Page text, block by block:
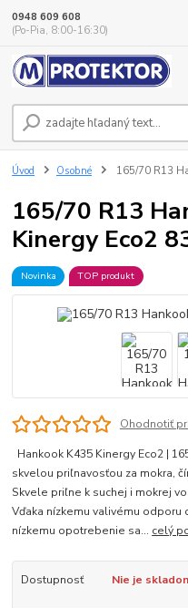
0948 609 608
(Po-Pia, 8:00-16:30)
Úvod Osobné 165/70 R13
165/70 R13
Kinergy Eco2
Novinka TOP produkt
Ohodnotiť
Hankook K435 Kinergy Eco2 |
skvelou priľnavosťou za mokra,
Skvele priľne k suchej i mokrej
Vďaka nízkemu valivému odporu
nízkemu opotrebenie sa... celý
Dostupnosť Nie je